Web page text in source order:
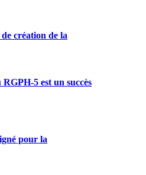
création de la
5 est un succès
pour la